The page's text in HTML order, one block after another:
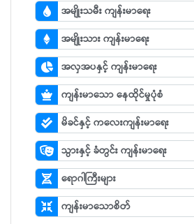
အမျိုးသမီး ကျန်းမာရေး
အမျိုးသား ကျန်းမာရေး
အလှအပနှင့် ကျန်းမာရေး
ကျန်းမာသော နေထိုင်မှုပုံစံ
မိခင်နှင့် ကလေးကျန်းမာရေး
သွားနှင့် ခံတွင်း ကျန်းမာရေး
ရောဂါကြီးများ
ကျန်းမာသောစိတ်